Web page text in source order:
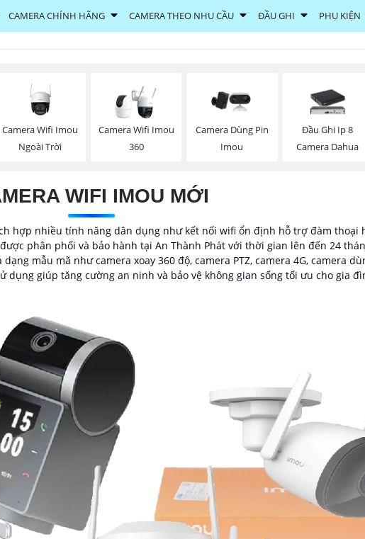
CAMERA CHÍNH HÃNG CAMERA THEO NHU CẦU ĐẦU GHI PHỤ KIỆN
Camera Wifi Imou
Ngoài Trời
Camera Wifi Imou
360
Camera Dùng Pin
Imou
Đầu Ghi Ip 8
Camera Dahua
WIFI IMOU MỚI
hợp nhiều tính năng dân dụng như kết nối wifi ổn định hỗ trợ đàm thoại
phân phối và bảo hành tại An Thành Phát với thời gian lên đến 24
mẫu mã như camera xoay 360 độ, camera PTZ, camera 4G, camera
giúp tăng cường an ninh và bảo vệ không gian sống tối ưu cho gia